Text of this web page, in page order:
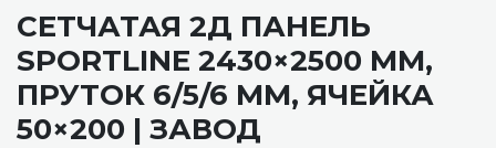
СЕТЧАТАЯ 2Д ПАНЕЛЬ
SPORTLINE 2430×2500 ММ,
ПРУТОК 6/5/6 ММ, ЯЧЕЙКА
50×200 | ЗАВОД